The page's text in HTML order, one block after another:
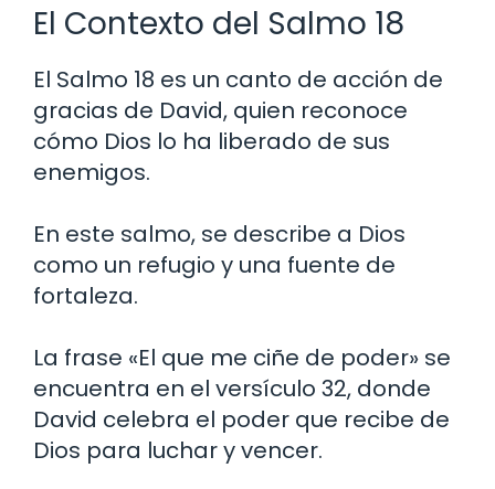
El Contexto del Salmo 18
El Salmo 18 es un canto de acción de
gracias de David, quien reconoce
cómo Dios lo ha liberado de sus
enemigos.
En este salmo, se describe a Dios
como un refugio y una fuente de
fortaleza.
La frase «El que me ciñe de poder» se
encuentra en el versículo 32, donde
David celebra el poder que recibe de
Dios para luchar y vencer.